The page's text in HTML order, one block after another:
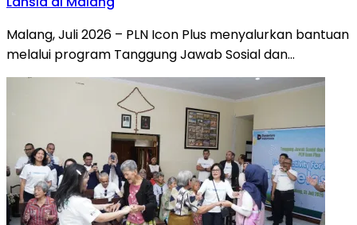
Malang, Juli 2026 – PLN Icon Plus menyalurkan bantuan
melalui program Tanggung Jawab Sosial dan…